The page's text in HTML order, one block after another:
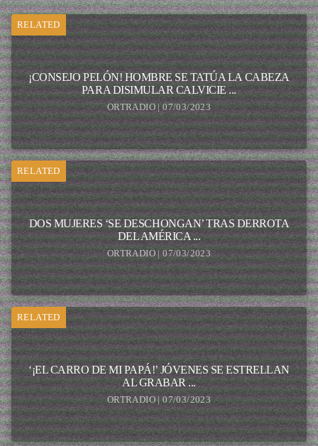
RELATED
¡CONSEJO PELÓN! HOMBRE SE TATÚA LA CABEZA
PARA DISIMULAR CALVICIE ...
ORTRADIO | 07/03/2023
RELATED
DOS MUJERES ‘SE DESCHONGAN’ TRAS DERROTA
DEL AMÉRICA ...
ORTRADIO | 07/03/2023
RELATED
‘¡EL CARRO DE MI PAPÁ!’ JÓVENES SE ESTRELLAN
AL GRABAR ...
ORTRADIO | 07/03/2023